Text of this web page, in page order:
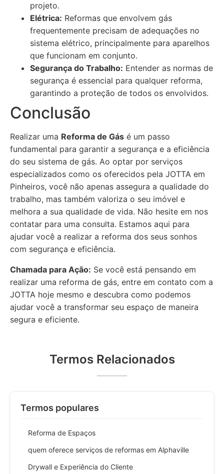
projeto.
Elétrica: Reformas que envolvem gás
frequentemente precisam de adequações no
sistema elétrico, principalmente para aparelhos
que funcionam em conjunto.
Segurança do Trabalho: Entender as normas de
segurança é essencial para qualquer reforma,
garantindo a proteção de todos os envolvidos.
Conclusão
Realizar uma Reforma de Gás é um passo
fundamental para garantir a segurança e a eficiência
do seu sistema de gás. Ao optar por serviços
especializados como os oferecidos pela JOTTA em
Pinheiros, você não apenas assegura a qualidade do
trabalho, mas também valoriza o seu imóvel e
melhora a sua qualidade de vida. Não hesite em nos
contatar para uma consulta. Estamos aqui para
ajudar você a realizar a reforma dos seus sonhos
com segurança e eficiência.
Chamada para Ação: Se você está pensando em
realizar uma reforma de gás, entre em contato com a
JOTTA hoje mesmo e descubra como podemos
ajudar você a transformar seu espaço de maneira
segura e eficiente.
Termos Relacionados
Termos populares
Reforma de Espaços
quem oferece serviços de reformas em Alphaville
Drywall e Experiência do Cliente